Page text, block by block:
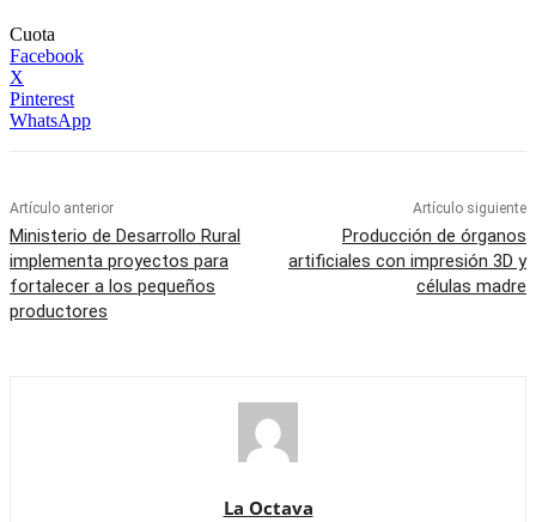
Cuota
Facebook
X
Pinterest
WhatsApp
Artículo anterior
Ministerio de Desarrollo Rural
implementa proyectos para
fortalecer a los pequeños
productores
Artículo siguiente
Producción de órganos
artificiales con impresión 3D y
células madre
La Octava